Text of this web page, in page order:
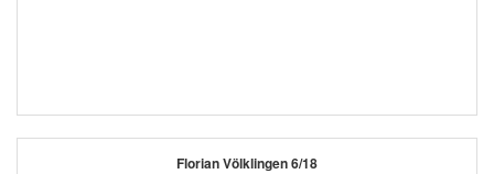
Florian Völklingen 6/18